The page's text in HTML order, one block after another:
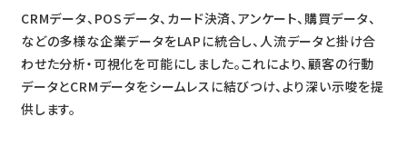
CRMデータ、POSデータ、カード決済、アンケート、購買データ、
などの多様な企業データをLAPに統合し、人流データと掛け合
わせた分析・可視化を可能にしました。これにより、顧客の行動
データとCRMデータをシームレスに結びつけ、より深い示唆を提
供します。